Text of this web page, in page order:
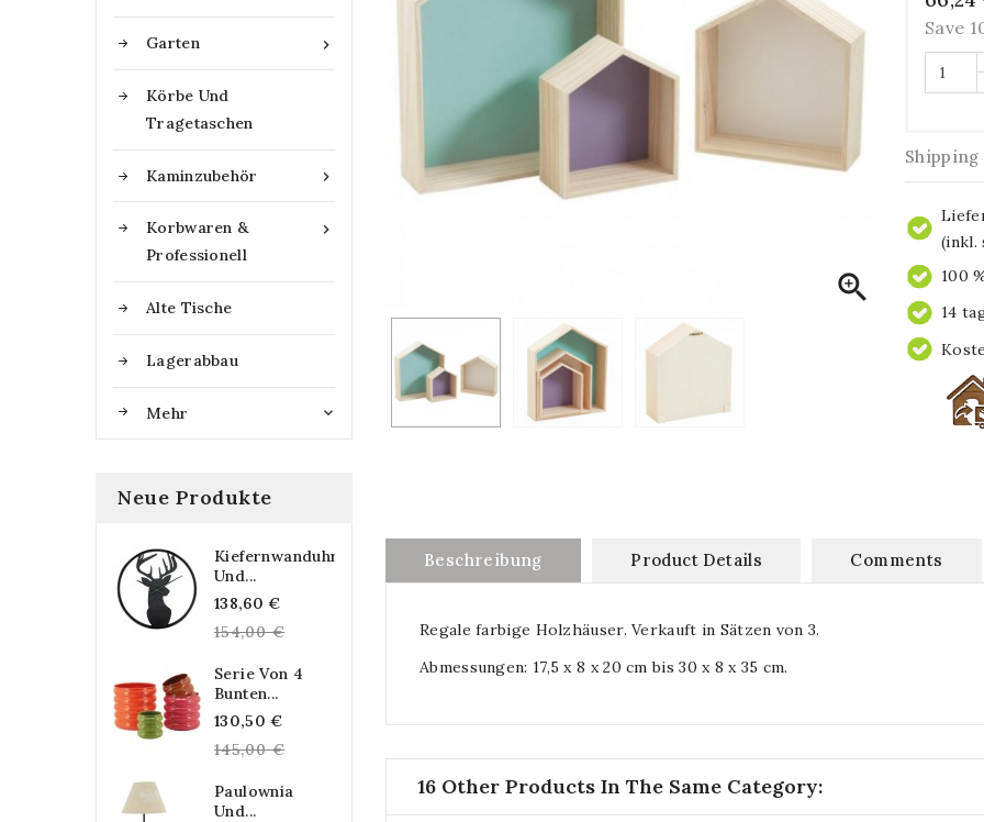

Garten
Körbe Und
Tragetaschen

Kaminzubehör

Korbwaren &
Professionell
Alte Tische
Lagerabbau
Mehr 
Neue Produkte
Kiefernwanduhr
Und...
138,60 €
price
154,00 €
Serie Von 4
Bunten...
130,50 €
price
145,00 €
Paulownia
Und...

Save
Shipping
(inkl.
100
14
Beschreibung Product Details Comments
Regale farbige Holzhäuser. Verkauft in Sätzen von 3.
Abmessungen: 17,5 x 8 x 20 cm bis 30 x 8 x 35 cm.
16 Other Products In The Same Category: